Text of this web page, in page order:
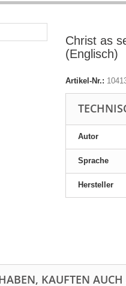
Christ as
(Englisch)
Artikel-Nr.:
Autor
Sprache
Hersteller
KAUFTEN AUCH